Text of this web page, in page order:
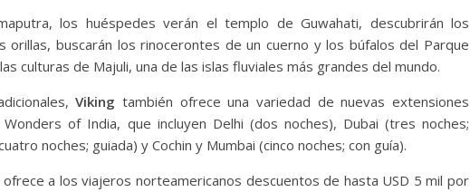
los huéspedes verán el templo de Guwahati, descubrirán los
buscarán los rinocerontes de un cuerno y los búfalos del Parque
culturas de Majuli, una de las islas fluviales más grandes del mundo.
Viking también ofrece una variedad de nuevas extensiones
of India, que incluyen Delhi (dos noches), Dubai (tres noches;
noches; guiada) y Cochin y Mumbai (cinco noches; con guía).
ofrece a los viajeros norteamericanos descuentos de hasta USD 5 mil por